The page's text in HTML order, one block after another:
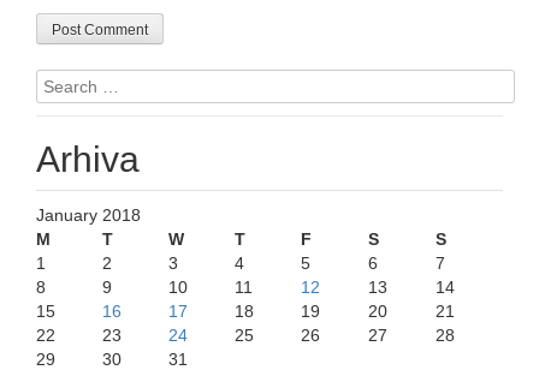
Search for:
Arhiva
January 2018
M
T W T F S S
1 2 3 4 5 6
7
8
9 10 11 12 13
14
15
16 17 18 19 20
21
22
23 24 25 26 27
28
29
30 31